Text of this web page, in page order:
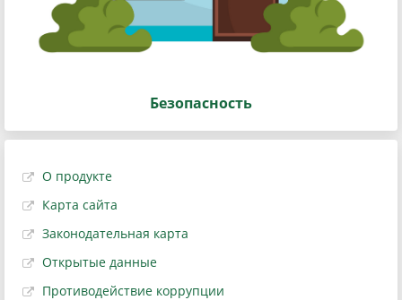
Безопасность
О продукте
Карта сайта
Законодательная карта
Открытые данные
Противодействие коррупции